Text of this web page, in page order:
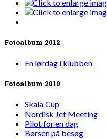
Fotoalbum 2012
En lørdag i klubben
Fotoalbum 2010
Skala Cup
Nordisk Jet Meeting
Pilot for en dag
Børsen på besøg